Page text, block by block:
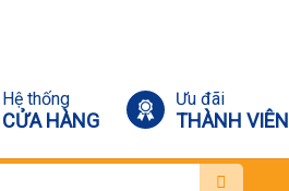
Hệ thống
CỬA HÀNG
Ưu đãi
THÀNH VIÊN